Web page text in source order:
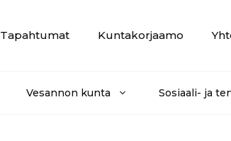
Tapahtumat Kuntakorjaamo
Vesannon kunta Sosiaali- ja